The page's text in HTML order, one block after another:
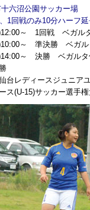
六沼公園サッカー場
1回戦のみ10分ハーフ
～ 1回戦 ベガル
～ 準決勝 ベガル
～ 決勝 ベガルタ
台レディースジュニア
ス(U-15)サッカー選手